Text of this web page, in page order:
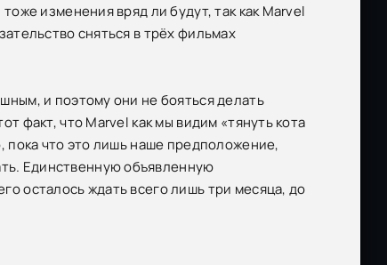
изменения вряд ли будут, так как Marvel
сняться в трёх фильмах
и поэтому они не бояться делать
факт, что Marvel как мы видим «тянуть кота
пока что это лишь наше предположение,
Единственную объявленную
осталось ждать всего лишь три месяца, до